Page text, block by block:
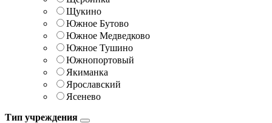
Щукино
Южное Бутово
Южное Медведково
Южное Тушино
Южнопортовый
Якиманка
Ярославский
Ясенево
Тип учреждения